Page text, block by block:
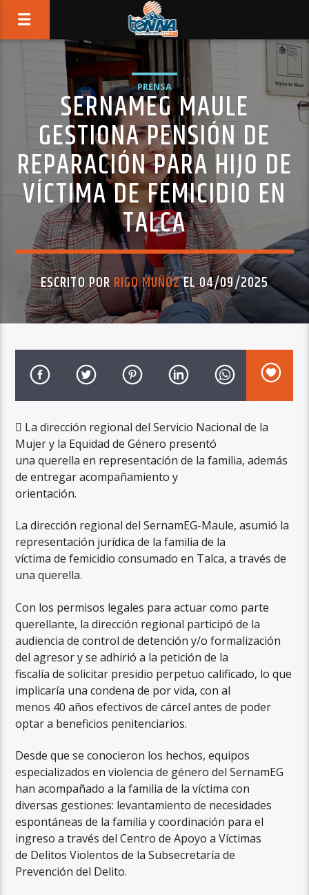
PRENSA
SERNAMEG MAULE
GESTIONA PENSIÓN DE
REPARACIÓN PARA HIJO DE
VÍCTIMA DE FEMICIDIO EN
TALCA
ESCRITO POR RIGO MUÑOZEL 04/09/2025
 La dirección regional del Servicio Nacional de la
Mujer y la Equidad de Género presentó
una querella en representación de la familia, además
de entregar acompañamiento y
orientación.
La dirección regional del SernamEG-Maule, asumió la
representación jurídica de la familia de la
víctima de femicidio consumado en Talca, a través de
una querella.
Con los permisos legales para actuar como parte
querellante, la dirección regional participó de la
audiencia de control de detención y/o formalización
del agresor y se adhirió a la petición de la
fiscalía de solicitar presidio perpetuo calificado, lo que
implicaría una condena de por vida, con al
menos 40 años efectivos de cárcel antes de poder
optar a beneficios penitenciarios.
Desde que se conocieron los hechos, equipos
especializados en violencia de género del SernamEG
han acompañado a la familia de la víctima con
diversas gestiones: levantamiento de necesidades
espontáneas de la familia y coordinación para el
ingreso a través del Centro de Apoyo a Víctimas
de Delitos Violentos de la Subsecretaría de
Prevención del Delito.